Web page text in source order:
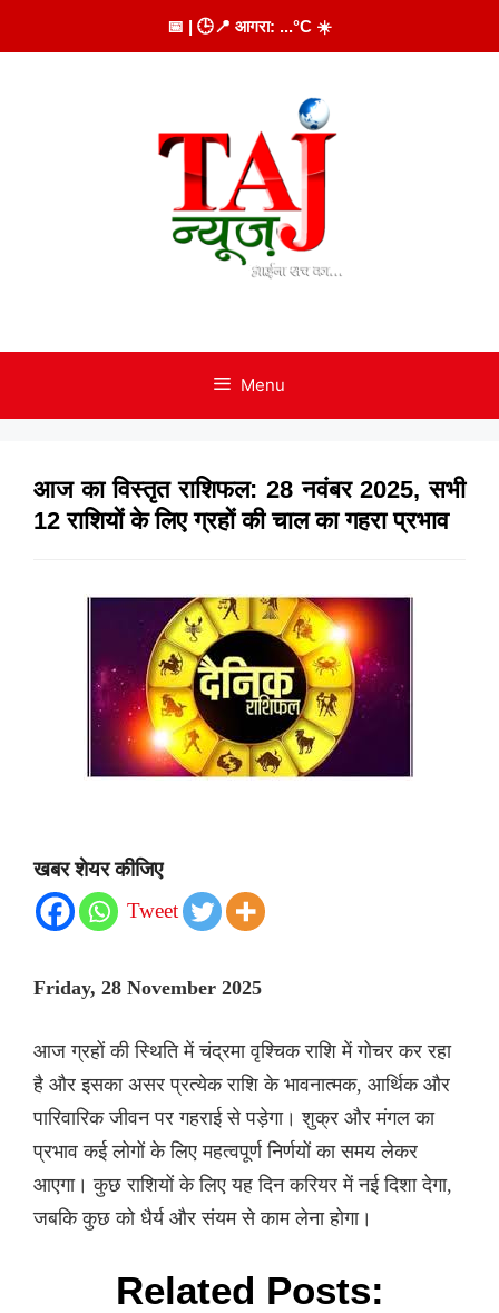
to
📅 | 🕒📍 आगरा: ...°C ☀️
Menu
आज का विस्तृत राशिफल: 28 नवंबर 2025, सभी
12 राशियों के लिए ग्रहों की चाल का गहरा प्रभाव
खबर शेयर कीजिए
Tweet
Friday, 28 November 2025
आज ग्रहों की स्थिति में चंद्रमा वृश्चिक राशि में गोचर कर रहा
है और इसका असर प्रत्येक राशि के भावनात्मक, आर्थिक और
पारिवारिक जीवन पर गहराई से पड़ेगा। शुक्र और मंगल का
प्रभाव कई लोगों के लिए महत्वपूर्ण निर्णयों का समय लेकर
आएगा। कुछ राशियों के लिए यह दिन करियर में नई दिशा देगा,
जबकि कुछ को धैर्य और संयम से काम लेना होगा।
Related Posts: